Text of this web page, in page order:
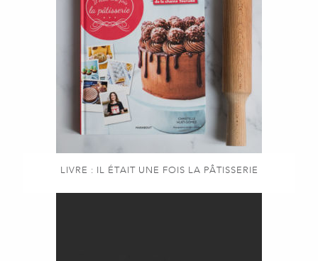
LIVRE : IL ÉTAIT UNE FOIS LA PÂTISSERIE